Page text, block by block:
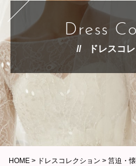
Dress
ドレスコ
HOME > ドレスコレクション > 筥迫・懐